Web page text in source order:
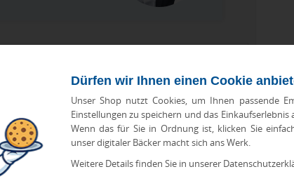
Dürfen wir Ihnen einen Cookie
Unser Shop nutzt Cookies, um Ihnen passende
Einstellungen zu speichern und das Einkaufserlebnis
Wenn das für Sie in Ordnung ist, klicken Sie
unser digitaler Bäcker macht sich ans Werk.
Weitere Details finden Sie in unserer